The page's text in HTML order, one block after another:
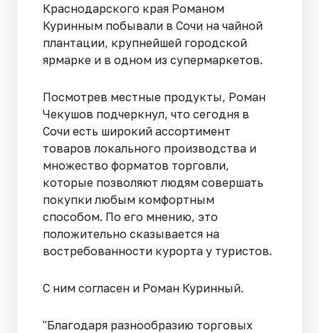
Краснодарского края Романом
Куринным побывали в Сочи на чайной
плантации, крупнейшей городской
ярмарке и в одном из супермаркетов.
Посмотрев местные продукты, Роман
Чекушов подчеркнул, что сегодня в
Сочи есть широкий ассортимент
товаров локального производства и
множество форматов торговли,
которые позволяют людям совершать
покупки любым комфортным
способом. По его мнению, это
положительно сказывается на
востребованности курорта у туристов.
С ним согласен и Роман Куринный.
"Благодаря разнообразию торговых